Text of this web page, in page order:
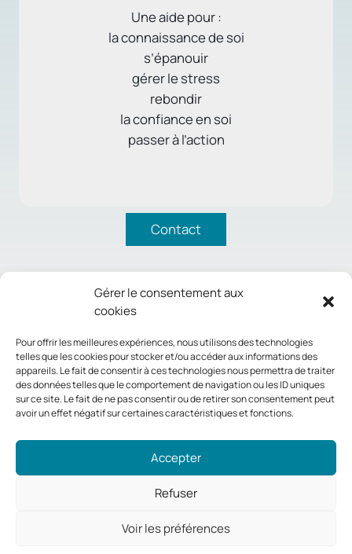
Gérer le consentement aux
cookies
Pour offrir les meilleures expériences, nous utilisons des technologies
telles que les cookies pour stocker et/ou accéder aux informations des
appareils. Le fait de consentir à ces technologies nous permettra de traiter
des données telles que le comportement de navigation ou les ID uniques
sur ce site. Le fait de ne pas consentir ou de retirer son consentement peut
avoir un effet négatif sur certaines caractéristiques et fonctions.
Accepter
Refuser
Voir les préférences
Une aide pour :
la connaissance de soi
s’épanouir
gérer le stress
rebondir
la confiance en soi
passer à l’action
Contact